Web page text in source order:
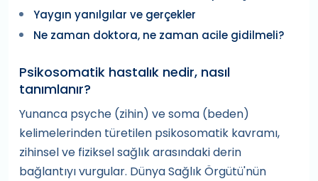
Yaygın yanılgılar ve gerçekler
Ne zaman doktora, ne zaman acile gidilmeli?
Psikosomatik hastalık nedir, nasıl
tanımlanır?
Yunanca psyche (zihin) ve soma (beden)
kelimelerinden türetilen psikosomatik kavramı,
zihinsel ve fiziksel sağlık arasındaki derin
bağlantıyı vurgular. Dünya Sağlık Örgütü'nün